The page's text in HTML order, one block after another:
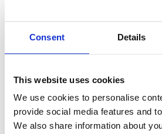
Consent Details
This website uses cookies
We use cookies to personalise
provide social media features and
We also share information about
KOAの会員ページでは、回路設計等に​お
をご提供しております。​会員登録いただ
メールにてお届けいたします。
【会員限定コンテンツ】
抵抗器 温度分布シミュレータ
最新技術セミナー動画・資料
KOA Thermal Design Technology